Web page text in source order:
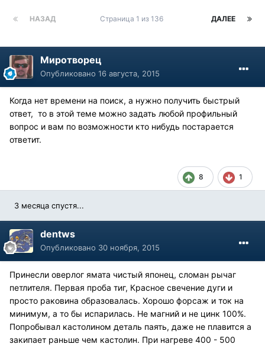
НАЗАД ДАЛЕЕ
Страница 1 из 136
Миротворец
Опубликовано 16 августа, 2015
Когда нет времени на поиск, а нужно получить быстрый
ответ, то в этой теме можно задать любой профильный
вопрос и вам по возможности кто нибудь постарается
ответит.
8 1
3 месяца спустя...
dentws
Опубликовано 30 ноября, 2015
Принесли оверлог ямата чистый японец, сломан рычаг
петлителя. Первая проба тиг, Красное свечение дуги и
просто раковина образовалась. Хорошо форсаж и ток на
минимум, а то бы испарилась. Не магний и не цинк 100%.
Попробывал кастолином деталь паять, даже не плавится а
закипает раньше чем кастолин. При нагреве 400 - 500